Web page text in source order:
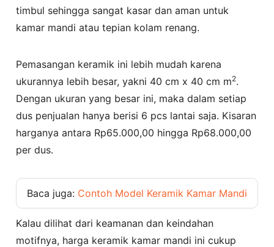
timbul sehingga sangat kasar dan aman untuk
kamar mandi atau tepian kolam renang.
Pemasangan keramik ini lebih mudah karena
ukurannya lebih besar, yakni 40 cm x 40 cm m2.
Dengan ukuran yang besar ini, maka dalam setiap
dus penjualan hanya berisi 6 pcs lantai saja. Kisaran
harganya antara Rp65.000,00 hingga Rp68.000,00
per dus.
Baca juga: Contoh Model Keramik Kamar Mandi
Kalau dilihat dari keamanan dan keindahan
motifnya, harga keramik kamar mandi ini cukup